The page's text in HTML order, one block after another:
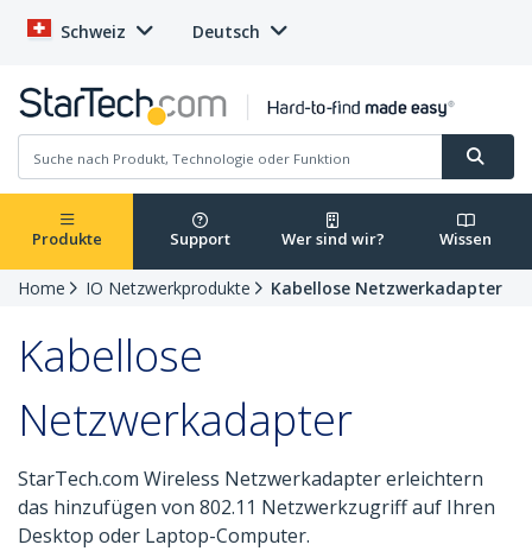
Schweiz Deutsch
Produkte Support Wer sind wir? Wissen
Home IO Netzwerkprodukte Kabellose Netzwerkadapter
Kabellose
Netzwerkadapter
StarTech.com Wireless Netzwerkadapter erleichtern
das hinzufügen von 802.11 Netzwerkzugriff auf Ihren
Desktop oder Laptop-Computer.